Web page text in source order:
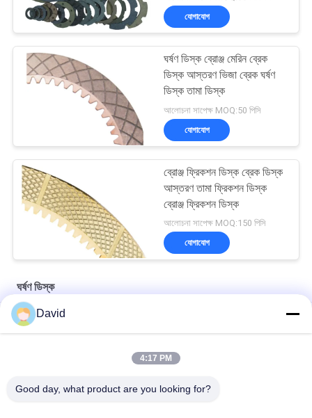
যোগাযোগ
ঘর্ষণ ডিস্ক ব্রোঞ্জ মেরিন ব্রেক
ডিস্ক আস্তরণ ভিজা ব্রেক ঘর্ষণ
ডিস্ক তামা ডিস্ক
আলোচনা সাপেক্ষ MOQ:50 পিসি
যোগাযোগ
ব্রোঞ্জ ফ্রিকশন ডিস্ক ব্রেক ডিস্ক
আস্তরণ তামা ফ্রিকশন ডিস্ক
ব্রোঞ্জ ফ্রিকশন ডিস্ক
আলোচনা সাপেক্ষ MOQ:150 পিসি
যোগাযোগ
ঘর্ষণ ডিস্ক
ইঞ্জিনিয়ারিং মেশিনের জন্য ঘর্ষণ ডিস্ক ফোর্কলিফ্ট এক্সক্যাভেটর ঘর্ষণ ডিস্ক আস্তরণ
David
4:17 PM
Good day, what product are you looking for?